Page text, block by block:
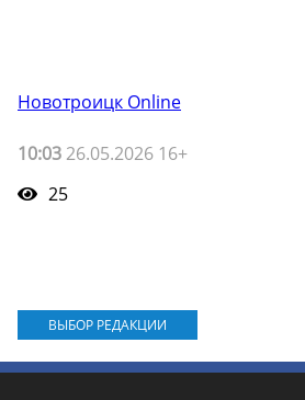
Новотроицк Online
10:03 26.05.2026 16+
25
ВЫБОР РЕДАКЦИИ